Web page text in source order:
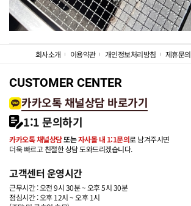
회사소개 이용약관 개인정보처리방침 제휴문의
CUSTOMER CENTER
카카오톡 채널상담 바로가기
1:1 문의하기
카카오톡 채널상담또는자사몰 내 1:1문의로 남겨주시면
더욱 빠르고 친절한 상담 도와드리겠습니다.
고객센터 운영시간
근무시간 : 오전 9시 30분 ~ 오후 5시 30분
점심시간 : 오후 12시 ~ 오후 1시